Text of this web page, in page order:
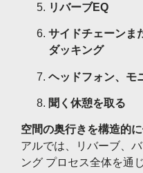
リバーブEQ
サイドチェーンま
ダッキング
ヘッドフォン、モ
聞く休憩を取る
空間の奥行きを構造的に
アルでは、リバーブ、
ング プロセス全体を通